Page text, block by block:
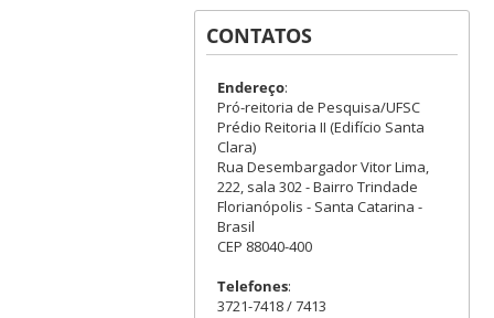
CONTATOS
Endereço:
Pró-reitoria de Pesquisa/UFSC
Prédio Reitoria II (Edifício Santa
Clara)
Rua Desembargador Vitor Lima,
222, sala 302 - Bairro Trindade
Florianópolis - Santa Catarina -
Brasil
CEP 88040-400
Telefones:
3721-7418 / 7413